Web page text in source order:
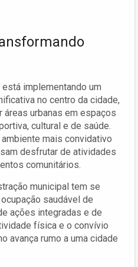
implementando um
no centro da cidade,
urbanas em espaços
cultural e de saúde.
mais convidativo
desfrutar de atividades
comunitários.
municipal tem se
saudável de
ações integradas e de
física e o convívio
avança rumo a uma cidade